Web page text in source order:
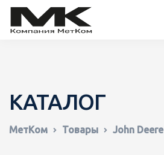
КАТАЛОГ
МетКом Товары John Deere